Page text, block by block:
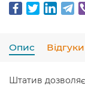
Опис Відгуки
Штатив